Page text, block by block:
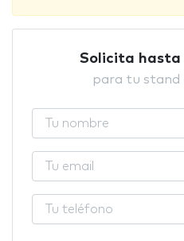
Solicita hasta
para tu stand